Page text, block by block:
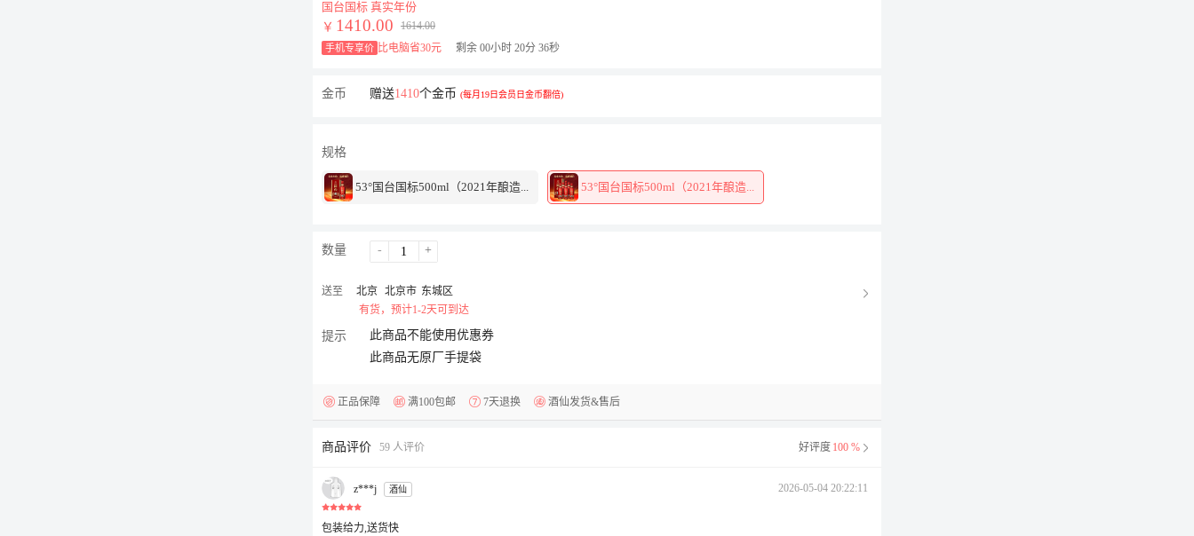
国台国标 真实年份
￥ 1410.00 1614.00
手机专享价 比电脑省30元 剩余 00小时 20分 36秒
金币 赠送1410个金币 (每月19日会员日金币翻倍)
规格
53°国台国标500ml（2021年酿造... 53°国台国标500ml（2021年酿造...
数量 - +
送至 北京 北京市 东城区
有货，预计1-2天可到达
提示
此商品不能使用优惠券
此商品无原厂手提袋
正品保障 满100包邮 7天退换 酒仙发货&售后
好评度 100 %
商品评价 59 人评价
2026-05-04 20:22:11
z***j 酒仙
包装给力,送货快